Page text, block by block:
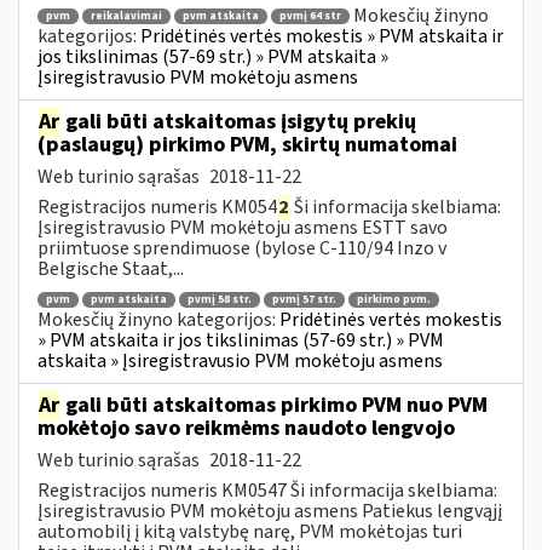
pvm reikalavimai pvm atskaita pvmį 64 str
Mokesčių žinyno
kategorijos: Pridėtinės vertės mokestis » PVM atskaita ir
jos tikslinimas (57-69 str.) » PVM atskaita »
Įsiregistravusio PVM mokėtoju asmens
Ar gali būti atskaitomas įsigytų prekių
(paslaugų) pirkimo PVM, skirtų numatomai
Web turinio sąrašas 2018-11-22
Registracijos numeris KM0542 Ši informacija skelbiama:
Įsiregistravusio PVM mokėtoju asmens ESTT savo
priimtuose sprendimuose (bylose C-110/94 Inzo v
Belgische Staat,...
pvm pvm atskaita pvmį 58 str. pvmį 57 str. pirkimo pvm.
Mokesčių žinyno kategorijos: Pridėtinės vertės mokestis
» PVM atskaita ir jos tikslinimas (57-69 str.) » PVM
atskaita » Įsiregistravusio PVM mokėtoju asmens
Ar gali būti atskaitomas pirkimo PVM nuo PVM
mokėtojo savo reikmėms naudoto lengvojo
Web turinio sąrašas 2018-11-22
Registracijos numeris KM0547 Ši informacija skelbiama:
Įsiregistravusio PVM mokėtoju asmens Patiekus lengvąjį
automobilį į kitą valstybę narę, PVM mokėtojas turi